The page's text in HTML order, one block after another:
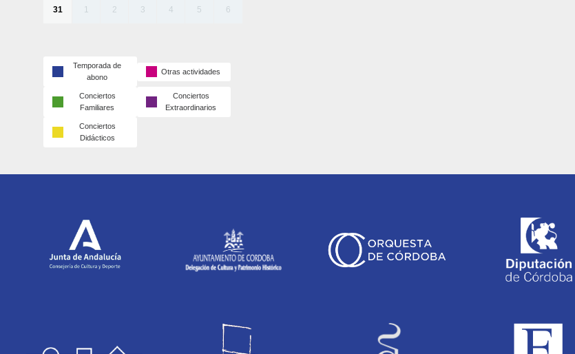
31 1 2 3 4 5 6
Temporada de
abono
Otras actividades
Conciertos
Familiares
Conciertos
Extraordinarios
Conciertos
Didácticos